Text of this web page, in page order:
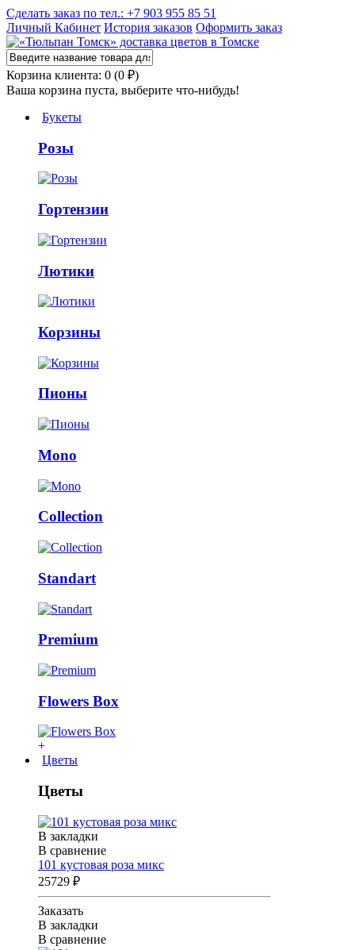
Сделать заказ по тел.: +7 903 955 85 51
Личный Кабинет История заказов Оформить заказ
Корзина клиента: 0 (0 ₽)
Ваша корзина пуста, выберите что-нибудь!
Букеты
Розы
Гортензии
Лютики
Корзины
Пионы
Mono
Collection
Standart
Premium
Flowers Box
+
Цветы
Цветы
В закладки
В сравнение
101 кустовая роза микс
25729 ₽
Заказать
В закладки
В сравнение